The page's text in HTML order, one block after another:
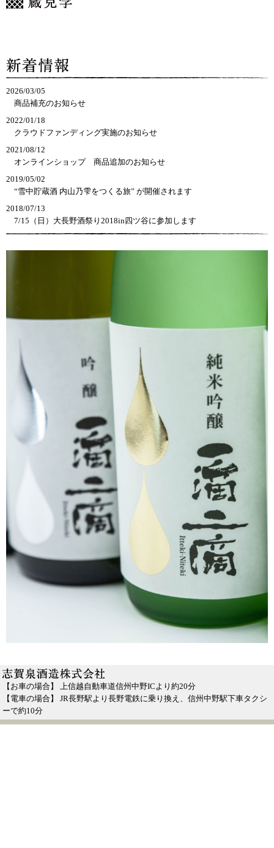
2026/03/05
商品補充のお知らせ
2022/01/18
クラウドファンディング実施のお知らせ
2021/08/12
オンラインショップ　商品追加のお知らせ
2019/05/02
“雪中貯蔵酒 内山乃雫をつくる旅” が開催されます
2018/07/13
7/15（日）大長野酒祭り2018in四ツ谷に参加します
【お車の場合】 上信越自動車道信州中野ICより約20分
【電車の場合】 JR長野駅より長野電鉄に乗り換え、信州中野駅下車タクシ
ーで約10分